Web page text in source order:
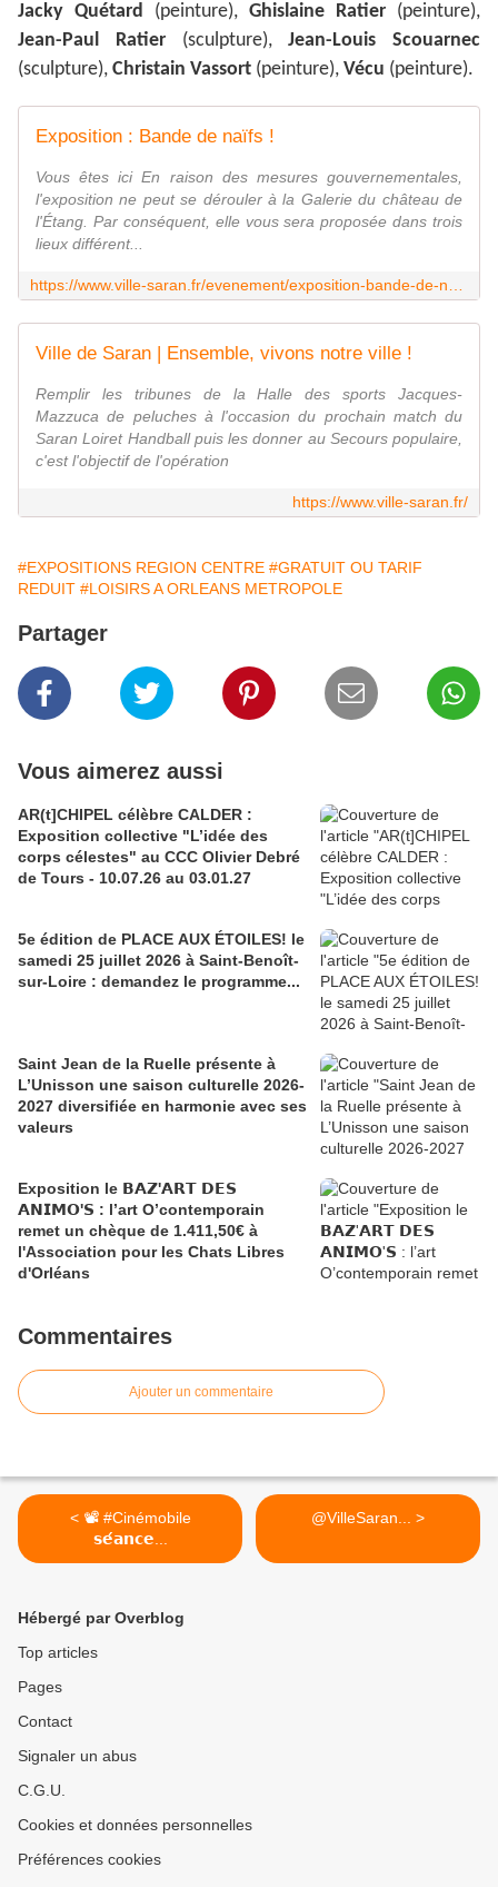
Jacky Quétard (peinture), Ghislaine Ratier (peinture),
Jean-Paul Ratier(sculpture),Jean-Louis Scouarnec
(sculpture), Christain Vassort (peinture), Vécu (peinture).
Exposition : Bande de naïfs !
Vous êtes ici En raison des mesures gouvernementales,
l'exposition ne peut se dérouler à la Galerie du château de
l'Étang. Par conséquent, elle vous sera proposée dans trois
lieux différent...
Ville de Saran | Ensemble, vivons notre ville !
Remplir les tribunes de la Halle des sports Jacques-
Mazzuca de peluches à l'occasion du prochain match du
Saran Loiret Handball puis les donner au Secours populaire,
c'est l'objectif de l'opération
https://www.ville-saran.fr/
#EXPOSITIONS REGION CENTRE #GRATUIT OU TARIF
REDUIT #LOISIRS A ORLEANS METROPOLE
Partager
Vous aimerez aussi
AR(t]CHIPEL célèbre CALDER :
Exposition collective "L’idée des
corps célestes" au CCC Olivier Debré
de Tours - 10.07.26 au 03.01.27
5e édition de PLACE AUX ÉTOILES! le
samedi 25 juillet 2026 à Saint-Benoît-
sur-Loire : demandez le programme...
Saint Jean de la Ruelle présente à
L’Unisson une saison culturelle 2026-
2027 diversifiée en harmonie avec ses
valeurs
Exposition le 𝗕𝗔𝗭'𝗔𝗥𝗧 𝗗𝗘𝗦
𝗔𝗡𝗜𝗠𝗢'𝗦 : l’art O’contemporain
remet un chèque de 1.411,50€ à
l'Association pour les Chats Libres
d'Orléans
Commentaires
Ajouter un commentaire
< 📽 #Cinémobile
𝘀𝗲́𝗮𝗻𝗰𝗲...
@VilleSaran... >
Hébergé par Overblog
Top articles
Pages
Contact
Signaler un abus
C.G.U.
Cookies et données personnelles
Préférences cookies